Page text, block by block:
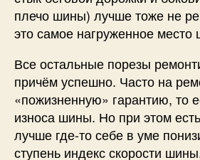
плечо шины) лучше тоже не
это самое нагруженное
Все остальные порезы
причём успешно. Часто на
«пожизненную» гарантию, то
износа шины. Но при этом
лучше где-то себе в уме
ступень индекс скорости